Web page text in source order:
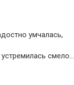
умчалась,
смело…